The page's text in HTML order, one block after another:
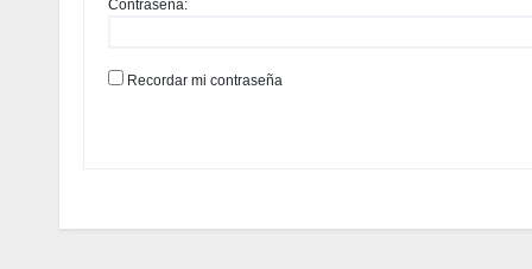
Contraseña:
Recordar mi contraseña